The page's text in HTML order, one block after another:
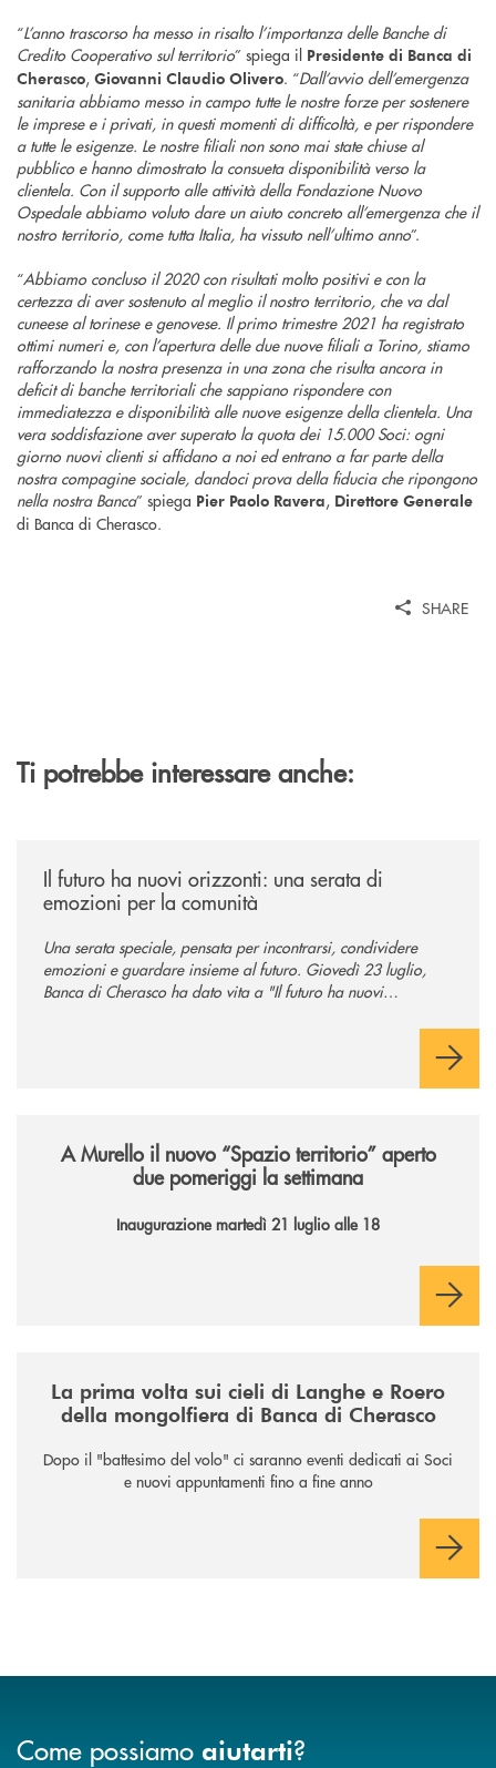
“L’anno trascorso ha messo in risalto l’importanza delle Banche di
Credito Cooperativo sul territorio” spiega il Presidente di Banca di
Cherasco, Giovanni Claudio Olivero. “Dall’avvio dell’emergenza
sanitaria abbiamo messo in campo tutte le nostre forze per sostenere
le imprese e i privati, in questi momenti di difficoltà, e per rispondere
a tutte le esigenze. Le nostre filiali non sono mai state chiuse al
pubblico e hanno dimostrato la consueta disponibilità verso la
clientela. Con il supporto alle attività della Fondazione Nuovo
Ospedale abbiamo voluto dare un aiuto concreto all’emergenza che il
nostro territorio, come tutta Italia, ha vissuto nell’ultimo anno”.
“Abbiamo concluso il 2020 con risultati molto positivi e con la
certezza di aver sostenuto al meglio il nostro territorio, che va dal
cuneese al torinese e genovese. Il primo trimestre 2021 ha registrato
ottimi numeri e, con l’apertura delle due nuove filiali a Torino, stiamo
rafforzando la nostra presenza in una zona che risulta ancora in
deficit di banche territoriali che sappiano rispondere con
immediatezza e disponibilità alle nuove esigenze della clientela. Una
vera soddisfazione aver superato la quota dei 15.000 Soci: ogni
giorno nuovi clienti si affidano a noi ed entrano a far parte della
nostra compagine sociale, dandoci prova della fiducia che ripongono
nella nostra Banca” spiega Pier Paolo Ravera, Direttore Generale
di Banca di Cherasco.
SHARE
Ti potrebbe interessare anche:
Il futuro ha nuovi orizzonti: una serata di
emozioni per la comunità
Una serata speciale, pensata per incontrarsi, condividere
emozioni e guardare insieme al futuro. Giovedì 23 luglio,
Banca di Cherasco ha dato vita a "Il futuro ha nuovi
A Murello il nuovo “Spazio territorio” aperto
due pomeriggi la settimana
Inaugurazione martedì 21 luglio alle 18
La prima volta sui cieli di Langhe e Roero
della mongolfiera di Banca di Cherasco
Dopo il "battesimo del volo" ci saranno eventi dedicati ai Soci
e nuovi appuntamenti fino a fine anno
Come possiamo aiutarti?